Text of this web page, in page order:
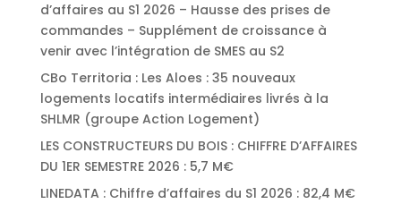
d’affaires au S1 2026 – Hausse des prises de
commandes – Supplément de croissance à
venir avec l’intégration de SMES au S2
CBo Territoria : Les Aloes : 35 nouveaux
logements locatifs intermédiaires livrés à la
SHLMR (groupe Action Logement)
LES CONSTRUCTEURS DU BOIS : CHIFFRE D’AFFAIRES
DU 1ER SEMESTRE 2026 : 5,7 M€
LINEDATA : Chiffre d’affaires du S1 2026 : 82,4 M€